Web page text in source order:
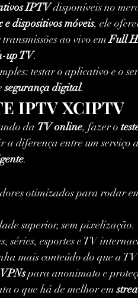
IPTV disponíveis no
dispositivos móveis, ele
ao vivo em Full
up TV.
testar o aplicativo e o
segurança digital.
IPTV XCIPTV
da TV online, fazer o
a diferença entre um serviço
.
otimizados para rodar
superior, sem pixelização.
séries, esportes e TV
mais conteúdo do que a
VPNs para anonimato e
o que há de melhor em